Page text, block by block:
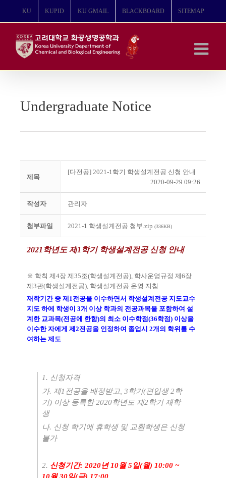
뛰
KU KUPID KU GMAIL BLACKBOARD SITEMAP
Undergraduate Notice
제목
[다전공] 2021-1학기 학생설계전공 신청 안내
2020-09-29 09:26
작성자 관리자
첨부파일 2021-1 학생설계전공 첨부.zip (336KB)
2021 학년도 제1 학기 학생설계전공 신청 안내
※ 학칙 제4장 제35조(학생설계전공), 학사운영규정 제6장
제3관(학생설계전공), 학생설계전공 운영 지침
재학기간 중 제 1전공을 이수하면서 학생설계전공 지도교수
지도 하에 학생이 3개 이상 학과의 전공과목을 포함하여 설
계한 교과목(전공에 한함)의 최소 이수학점 (36학점 ) 이상을
이수한 자에게 제 2전공을 인정하여 졸업시 2개의 학위를 수
여하는 제도
1. 신청자격
가. 제1 전공을 배정받고, 3 학기(편입생2 학
기) 이상 등록한2020학년도 제2 학기 재학
생
나. 신청 학기에 휴학생 및 교환학생은 신청
불가
2. 신청기간: 2020년10월5 일(월) 10:00 ~